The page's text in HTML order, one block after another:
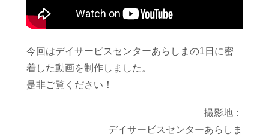
今回はデイサービスセンターあらしまの1日に密
着した動画を制作しました。
是非ご覧ください！
撮影地：
デイサービスセンターあらしま